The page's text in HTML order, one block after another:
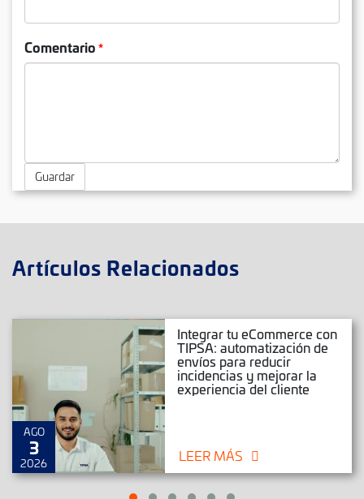
Comentario
Guardar
Artículos Relacionados
AGO
3
2026
Integrar tu eCommerce con
TIPSA: automatización de
envíos para reducir
incidencias y mejorar la
experiencia del cliente
LEER MÁS